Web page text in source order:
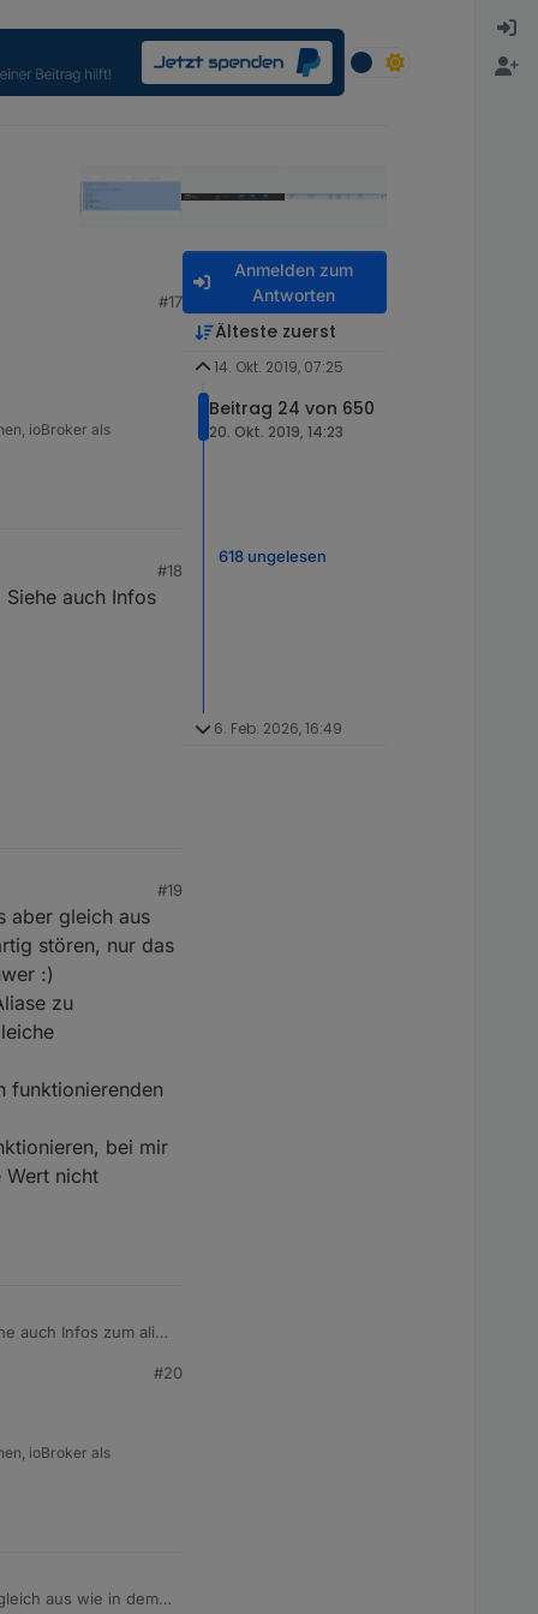
#17
ioBroker als
#18
auch Infos
#19
aber gleich aus
stören, nur das
:)
zu
funktionierenden
bei mir
Wert nicht
auch Infos zum alias
#20
ioBroker als
aus wie in dem
Anmelden zum
Antworten
Älteste zuerst
14. Okt. 2019, 07:25
Beitrag 24 von 650
20. Okt. 2019, 14:23
618 ungelesen
6. Feb. 2026, 16:49